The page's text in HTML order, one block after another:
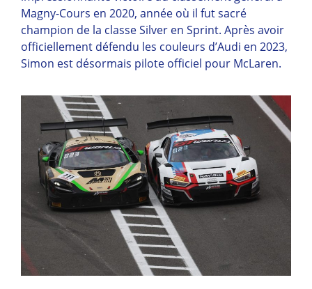
Magny-Cours en 2020, année où il fut sacré
champion de la classe Silver en Sprint. Après avoir
officiellement défendu les couleurs d’Audi en 2023,
Simon est désormais pilote officiel pour McLaren.